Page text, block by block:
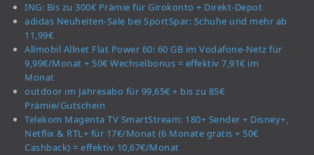
ING: Bis zu 300€ Prämie für Girokonto + Direkt-Depot
adidas Neuheiten-Sale bei SportSpar: Schuhe und mehr ab
11,99€
Allmobil Allnet Flat Power 60: 60 GB im Vodafone-Netz für
9,99€/Monat + 50€ Wechselbonus = effektiv 7,91€ im
Monat
outdoor im Jahresabo für 99,65€ + bis zu 85€
Prämie/Gutschein
Telekom Magenta TV SmartStream: 180+ Sender + Disney+,
Netflix & RTL+ für 17€/Monat (6 Monate gratis + 50€
Cashback) = effektiv 10,67€/Monat